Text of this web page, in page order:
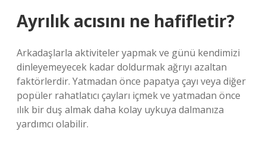
Ayrılık acısını ne hafifletir?
Arkadaşlarla aktiviteler yapmak ve günü kendimizi
dinleyemeyecek kadar doldurmak ağrıyı azaltan
faktörlerdir. Yatmadan önce papatya çayı veya diğer
popüler rahatlatıcı çayları içmek ve yatmadan önce
ılık bir duş almak daha kolay uykuya dalmanıza
yardımcı olabilir.